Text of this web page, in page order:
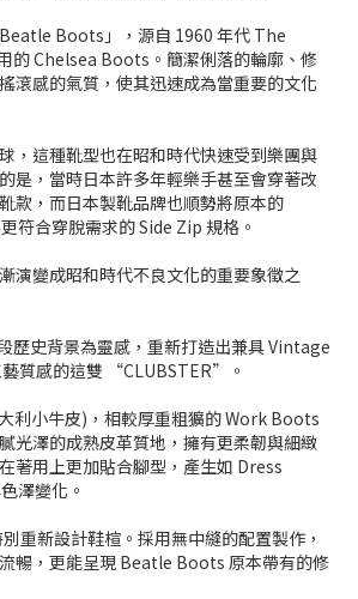
Boots」，源自 1960 年代 The
的 Chelsea Boots。簡潔俐落的輪廓、修
滾感的氣質，使其迅速成為當重要的文化
，這種靴型也在昭和時代快速受到樂團與
是，當時日本許多年輕樂手甚至會穿著改
款，而日本製靴品牌也順勢將原本的
符合穿脫需求的 Side Zip 規格。
演變成昭和時代不良文化的重要象徵之
歷史背景為靈感，重新打造出兼具 Vintage
質感的這雙 “CLUBSTER”。
利小牛皮)，相較厚重粗獷的 Work Boots
光澤的成熟皮革質地，擁有更柔韌與細緻
著用上更加貼合腳型，產生如 Dress
澤變化。
別重新設計鞋楦。採用無中縫的配置製作，
暢，更能呈現 Beatle Boots 原本帶有的修